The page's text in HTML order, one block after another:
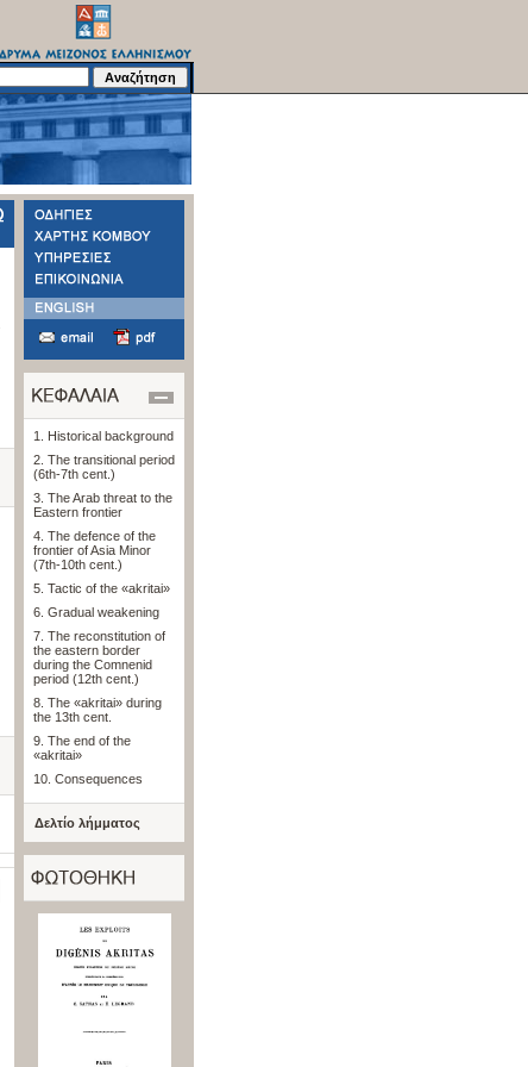
1. Historical background
2. The transitional period
(6th-7th cent.)
3. The Arab threat to the
Eastern frontier
4. The defence of the
frontier of Asia Minor
(7th-10th cent.)
5. Tactic of the «akritai»
6. Gradual weakening
7. The reconstitution of
the eastern border
during the Comnenid
period (12th cent.)
8. The «akritai» during
the 13th cent.
9. The end of the
«akritai»
10. Consequences
Δελτίο λήμματος